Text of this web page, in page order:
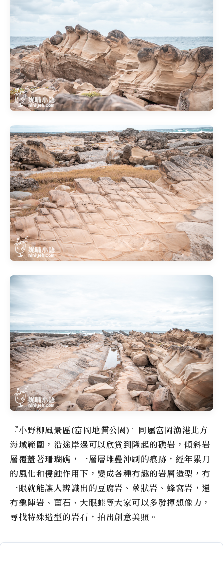
『小野柳風景區(富岡地質公園)』同屬富岡漁港北方
海域範圍，沿途岸邊可以欣賞到隆起的礁岩，傾斜岩
層覆蓋著珊瑚礁，一層層堆疊沖刷的痕跡，經年累月
的風化和侵蝕作用下，變成各種有趣的岩層造型，有
一眼就能讓人辨識出的豆腐岩、蕈狀岩、蜂窩岩，還
有龜陣岩、薑石、大眼蛙等大家可以多發揮想像力，
尋找特殊造型的岩石，拍出創意美照。